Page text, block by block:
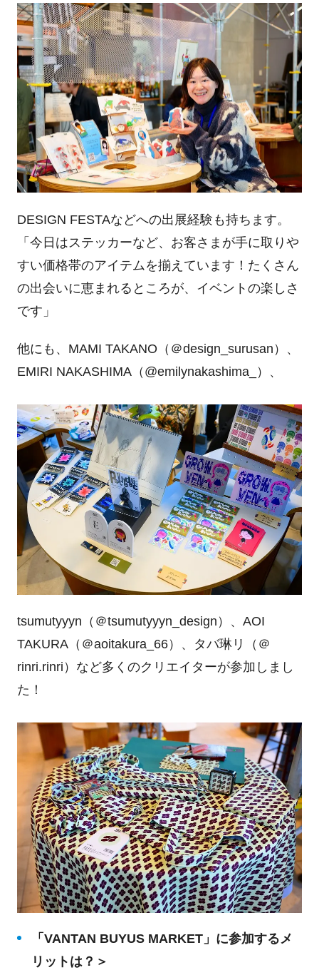
DESIGN FESTAなどへの出展経験も持ちます。
「今日はステッカーなど、お客さまが手に取りや
すい価格帯のアイテムを揃えています！たくさん
の出会いに恵まれるところが、イベントの楽しさ
です」
他にも、MAMI TAKANO（＠design_surusan）、
EMIRI NAKASHIMA（@emilynakashima_）、
tsumutyyyn（＠tsumutyyyn_design）、AOI
TAKURA（＠aoitakura_66）、タバ琳リ（＠
rinri.rinri）など多くのクリエイターが参加しまし
た！
「VANTAN BUYUS MARKET」に参加するメ
リットは？＞